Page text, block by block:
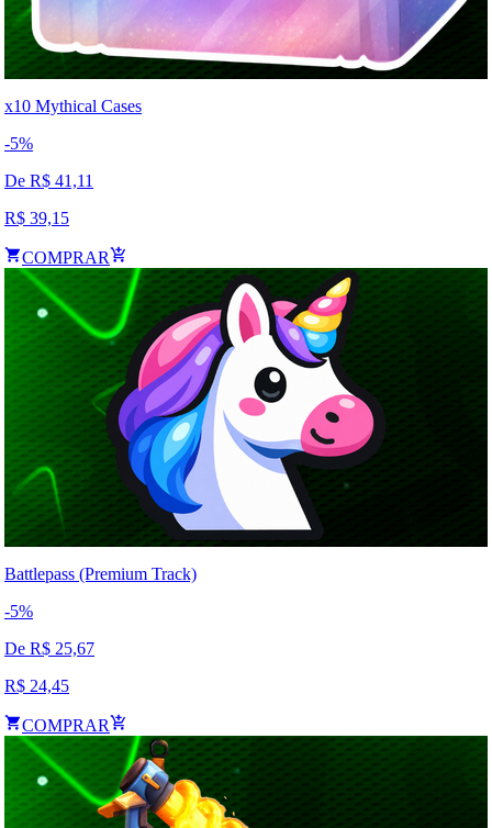
x10 Mythical Cases
-5%
De R$ 41,11
R$ 39,15
COMPRAR
Battlepass (Premium Track)
-5%
De R$ 25,67
R$ 24,45
COMPRAR